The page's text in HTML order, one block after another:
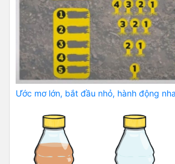
Ước mơ lớn, bắt đầu nhỏ, hành động